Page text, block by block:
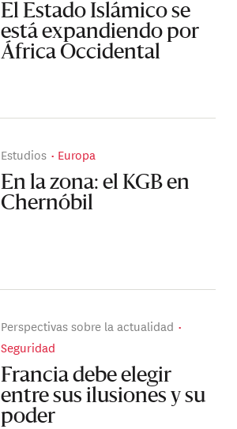
El Estado Islámico se
está expandiendo por
África Occidental
Estudios Europa
En la zona: el KGB en
Chernóbil
Perspectivas sobre la actualidad
Seguridad
Francia debe elegir
entre sus ilusiones y su
poder